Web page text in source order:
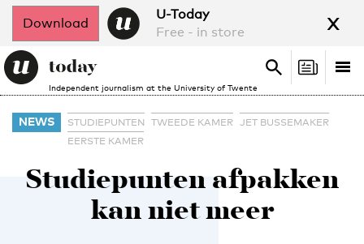
Download
U-Today
Free - in store
x
Independent journalism at the University of Twente
Search
Search
NEWS STUDIEPUNTEN TWEEDE KAMER JET BUSSEMAKER
EERSTE KAMER
Studiepunten afpakken
kan niet meer